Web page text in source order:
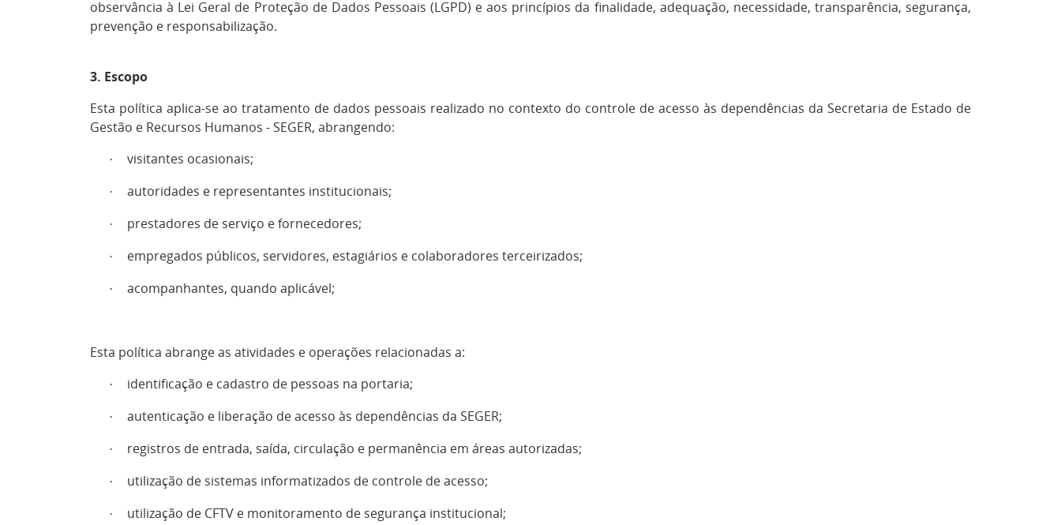
observância à Lei Geral de Proteção de Dados Pessoais (LGPD) e aos princípios da finalidade, adequação, necessidade, transparência, segurança,
prevenção e responsabilização.
3. Escopo
Esta política aplica-se ao tratamento de dados pessoais realizado no contexto do controle de acesso às dependências da Secretaria de Estado de
Gestão e Recursos Humanos - SEGER, abrangendo:
· visitantes ocasionais;
· autoridades e representantes institucionais;
· prestadores de serviço e fornecedores;
· empregados públicos, servidores, estagiários e colaboradores terceirizados;
· acompanhantes, quando aplicável;
Esta política abrange as atividades e operações relacionadas a:
· identificação e cadastro de pessoas na portaria;
· autenticação e liberação de acesso às dependências da SEGER;
· registros de entrada, saída, circulação e permanência em áreas autorizadas;
· utilização de sistemas informatizados de controle de acesso;
· utilização de CFTV e monitoramento de segurança institucional;